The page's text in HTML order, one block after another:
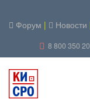
Форум | Новости
8 800 350